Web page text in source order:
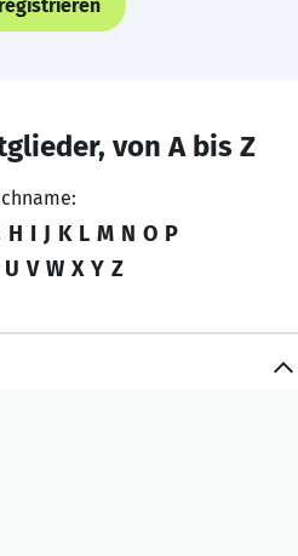
von A bis Z
H I J K L M N O P
U V W X Y Z